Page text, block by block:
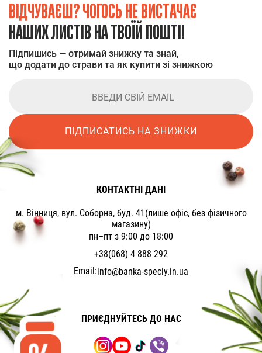
ВІДЧУВАЄШ? ЧОГОСЬ НЕ ВИСТАЧАЄ
НАШИХ ЛИСТІВ НА ТВОЇЙ ПОШТІ!
Підпишись — отримай знижку та знай,
що додати до страви та як купити зі знижкою
ПІДПИСАТИСЬ НА ЗНИЖКИ
КОНТАКТНІ ДАНІ
м. Вінниця, вул. Соборна, буд. 41(лише офіс, без фізичного
магазину)
пн–пт з 9:00 до 18:00
+38(068) 4 888 292
Email:info@banka-speciy.in.ua
ПРИЄДНУЙТЕСЬ ДО НАС